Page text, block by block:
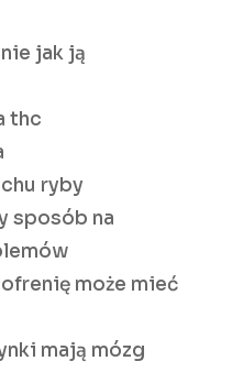
jak ją
thc
ryby
sposób na
może mieć
mają mózg